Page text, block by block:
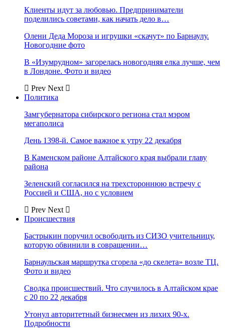
Клиенты идут за любовью. Предприниматели
поделились советами, как начать дело в…
Олени Деда Мороза и игрушки «скачут» по Барнаулу.
Новогодние фото
В «Изумрудном» загорелась новогодняя елка лучше, чем
в Лондоне. Фото и видео
Prev Next
Политика
Замгубернатора сибирского региона стал мэром
мегаполиса
День 1398-й. Самое важное к утру 22 декабря
В Каменском районе Алтайского края выбрали главу
района
Зеленский согласился на трехстороннюю встречу с
Россией и США, но с условием
Prev Next
Происшествия
Бастрыкин поручил освободить из СИЗО учительницу,
которую обвинили в совращении…
Барнаульская маршрутка сгорела «до скелета» возле ТЦ.
Фото и видео
Сводка происшествий. Что случилось в Алтайском крае
с 20 по 22 декабря
Утонул авторитетный бизнесмен из лихих 90-х.
Подробности